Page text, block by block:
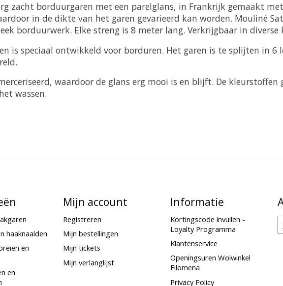
zacht borduurgaren met een parelglans, in Frankrijk gemaakt
in de dikte van het garen gevarieerd kan worden. Mouliné
borduurwerk. Elke streng is 8 meter lang. Verkrijgbaar in diverse
is speciaal ontwikkeld voor borduren. Het garen is te splijten in 6
waardoor de glans erg mooi is en blijft. De
wassen.
haaknaalden
en
en
Mijn account
Registreren
Mijn bestellingen
Mijn tickets
Mijn verlanglijst
Informatie
Kortingscode invullen -
Loyalty Programma
Klantenservice
Openingsuren Wolwinkel
Filomena
Privacy Policy